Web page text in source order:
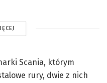
Scania, którym
rury, dwie z nich